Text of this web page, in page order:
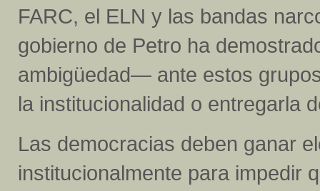
FARC, el ELN y las bandas
gobierno de Petro ha
ambigüedad— ante estos
la institucionalidad o entregarla
Las democracias deben ganar
institucionalmente para impedir